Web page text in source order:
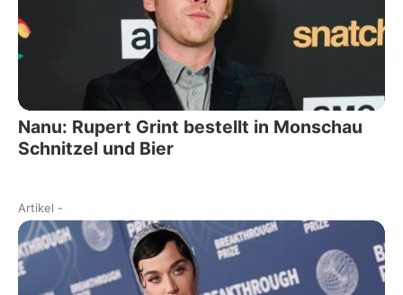
Nanu: Rupert Grint bestellt in Monschau
Schnitzel und Bier
Artikel -